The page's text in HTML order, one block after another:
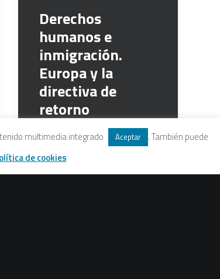
Derechos
humanos e
inmigración.
Europa y la
directiva de
retorno
multimedia integrado Aceptar . También puede
de cookies